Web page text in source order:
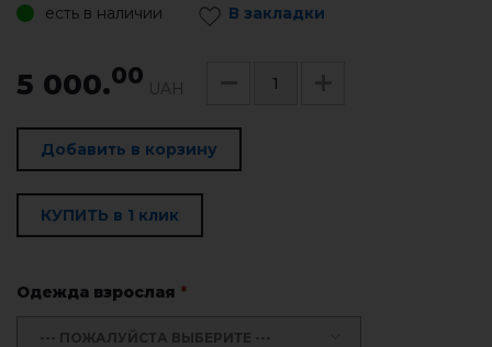
есть в наличии В закладки
5 000.00 UAH
Добавить в корзину
КУПИТЬ в 1 клик
Одежда взрослая *
--- ПОЖАЛУЙСТА ВЫБЕРИТЕ ---